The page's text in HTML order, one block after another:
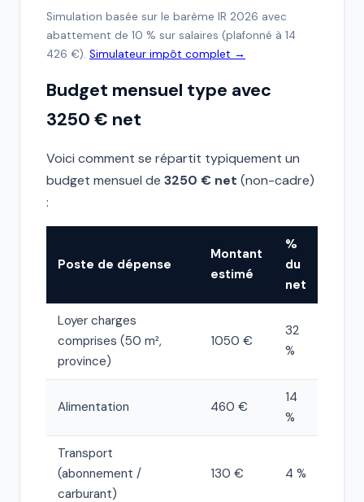
Simulation basée sur le barème IR 2026 avec
abattement de 10 % sur salaires (plafonné à 14
426 €). Simulateur impôt complet →
Budget mensuel type avec
3250 € net
Voici comment se répartit typiquement un
budget mensuel de 3250 € net (non-cadre)
:
Poste de dépense
Montant
estimé
%
du
net
Loyer charges
comprises (50 m²,
province)
1050 €
32
%
Alimentation 460 €
14
%
Transport
(abonnement /
carburant)
130 € 4 %